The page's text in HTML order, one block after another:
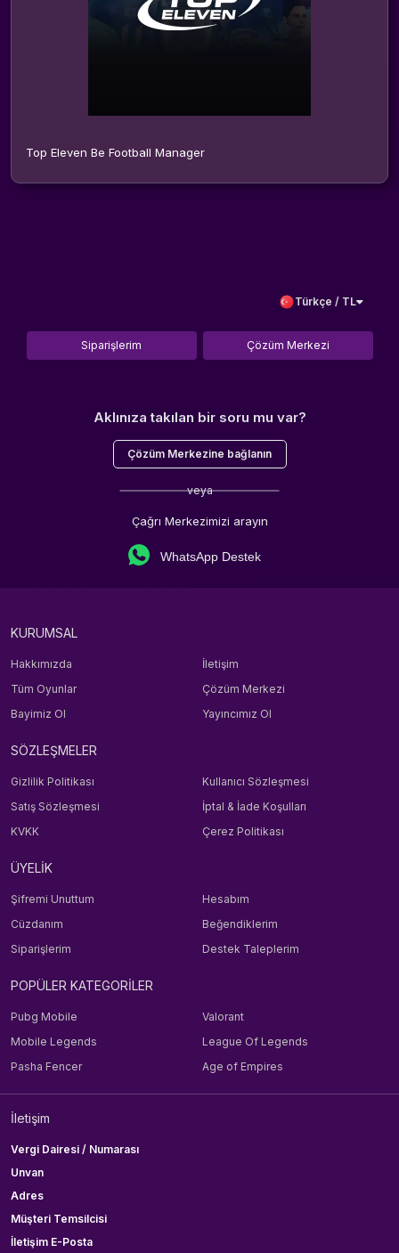
Top Eleven Be Football Manager
Türkçe / TL
Siparişlerim Çözüm Merkezi
Aklınıza takılan bir soru mu var?
Çözüm Merkezine bağlanın
veya
Çağrı Merkezimizi arayın
WhatsApp Destek
KURUMSAL
Hakkımızda
İletişim
Tüm Oyunlar
Çözüm Merkezi
Bayimiz Ol
Yayıncımız Ol
SÖZLEŞMELER
Gizlilik Politikası
Kullanıcı Sözleşmesi
Satış Sözleşmesi
İptal & İade Koşulları
KVKK
Çerez Politikası
ÜYELİK
Şifremi Unuttum
Hesabım
Cüzdanım
Beğendiklerim
Siparişlerim
Destek Taleplerim
POPÜLER KATEGORİLER
Pubg Mobile
Valorant
Mobile Legends
League Of Legends
Pasha Fencer
Age of Empires
İletişim
Vergi Dairesi / Numarası
Unvan
Adres
Müşteri Temsilcisi
İletişim E-Posta